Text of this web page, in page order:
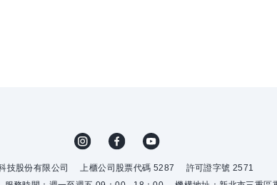
技股份有限公司 上櫃公司股票代碼 5287
許可證字號 2571